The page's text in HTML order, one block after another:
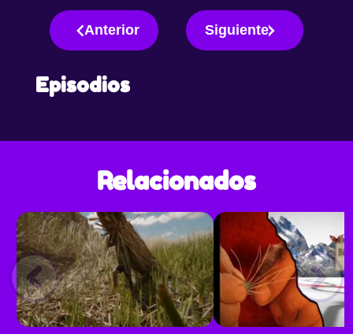
Anterior Siguiente
Episodios
Relacionados